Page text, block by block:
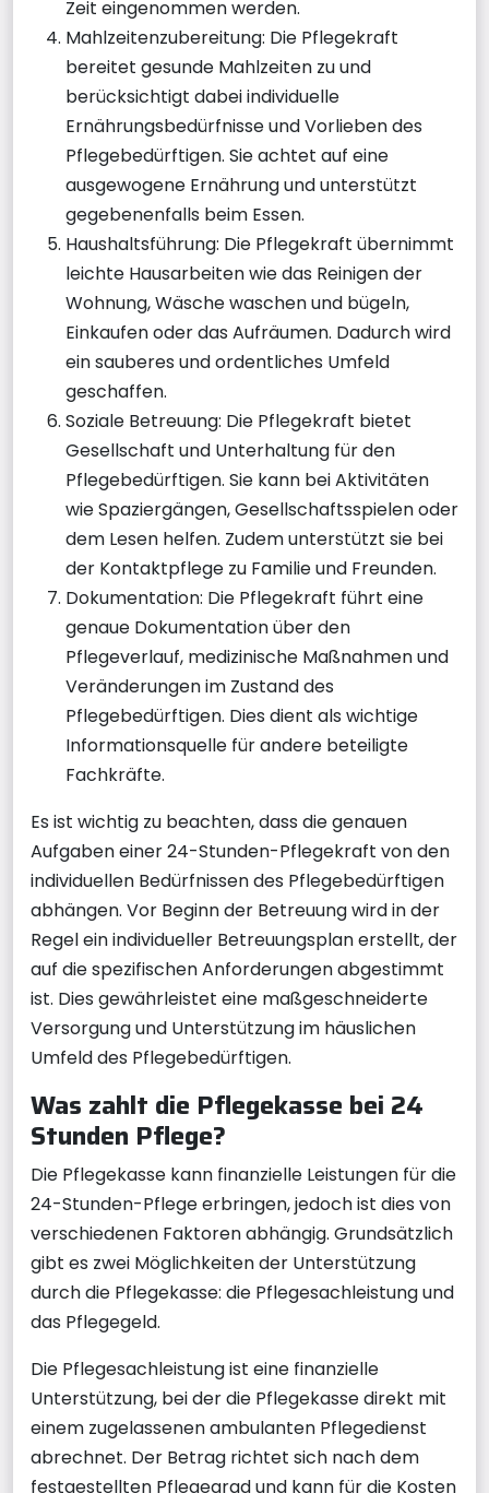
Zeit eingenommen werden.
Mahlzeitenzubereitung: Die Pflegekraft
bereitet gesunde Mahlzeiten zu und
berücksichtigt dabei individuelle
Ernährungsbedürfnisse und Vorlieben des
Pflegebedürftigen. Sie achtet auf eine
ausgewogene Ernährung und unterstützt
gegebenenfalls beim Essen.
Haushaltsführung: Die Pflegekraft übernimmt
leichte Hausarbeiten wie das Reinigen der
Wohnung, Wäsche waschen und bügeln,
Einkaufen oder das Aufräumen. Dadurch wird
ein sauberes und ordentliches Umfeld
geschaffen.
Soziale Betreuung: Die Pflegekraft bietet
Gesellschaft und Unterhaltung für den
Pflegebedürftigen. Sie kann bei Aktivitäten
wie Spaziergängen, Gesellschaftsspielen oder
dem Lesen helfen. Zudem unterstützt sie bei
der Kontaktpflege zu Familie und Freunden.
Dokumentation: Die Pflegekraft führt eine
genaue Dokumentation über den
Pflegeverlauf, medizinische Maßnahmen und
Veränderungen im Zustand des
Pflegebedürftigen. Dies dient als wichtige
Informationsquelle für andere beteiligte
Fachkräfte.
Es ist wichtig zu beachten, dass die genauen
Aufgaben einer 24-Stunden-Pflegekraft von den
individuellen Bedürfnissen des Pflegebedürftigen
abhängen. Vor Beginn der Betreuung wird in der
Regel ein individueller Betreuungsplan erstellt, der
auf die spezifischen Anforderungen abgestimmt
ist. Dies gewährleistet eine maßgeschneiderte
Versorgung und Unterstützung im häuslichen
Umfeld des Pflegebedürftigen.
Was zahlt die Pflegekasse bei 24
Stunden Pflege?
Die Pflegekasse kann finanzielle Leistungen für die
24-Stunden-Pflege erbringen, jedoch ist dies von
verschiedenen Faktoren abhängig. Grundsätzlich
gibt es zwei Möglichkeiten der Unterstützung
durch die Pflegekasse: die Pflegesachleistung und
das Pflegegeld.
Die Pflegesachleistung ist eine finanzielle
Unterstützung, bei der die Pflegekasse direkt mit
einem zugelassenen ambulanten Pflegedienst
abrechnet. Der Betrag richtet sich nach dem
festgestellten Pflegegrad und kann für die Kosten